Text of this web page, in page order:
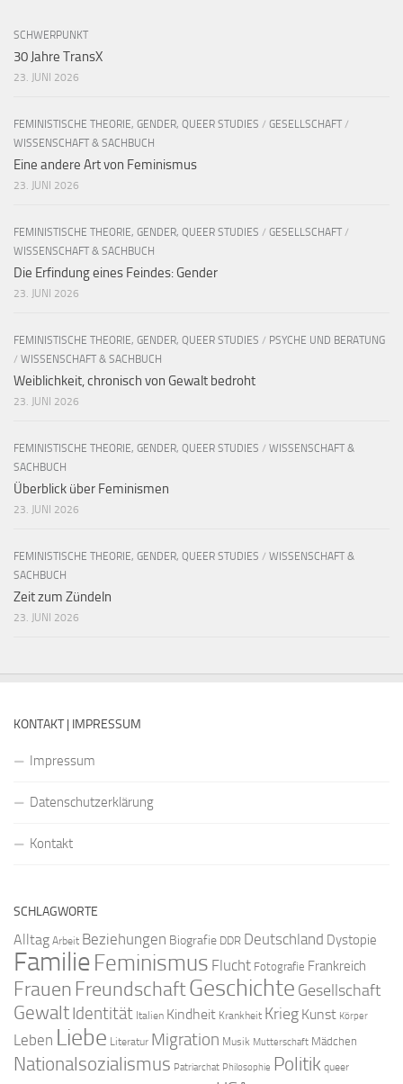
SCHWERPUNKT
30 Jahre TransX
23. JUNI 2026
FEMINISTISCHE THEORIE, GENDER, QUEER STUDIES / GESELLSCHAFT /
WISSENSCHAFT & SACHBUCH
Eine andere Art von Feminismus
23. JUNI 2026
FEMINISTISCHE THEORIE, GENDER, QUEER STUDIES / GESELLSCHAFT /
WISSENSCHAFT & SACHBUCH
Die Erfindung eines Feindes: Gender
23. JUNI 2026
FEMINISTISCHE THEORIE, GENDER, QUEER STUDIES / PSYCHE UND BERATUNG
/ WISSENSCHAFT & SACHBUCH
Weiblichkeit, chronisch von Gewalt bedroht
23. JUNI 2026
FEMINISTISCHE THEORIE, GENDER, QUEER STUDIES / WISSENSCHAFT &
SACHBUCH
Überblick über Feminismen
23. JUNI 2026
FEMINISTISCHE THEORIE, GENDER, QUEER STUDIES / WISSENSCHAFT &
SACHBUCH
Zeit zum Zündeln
23. JUNI 2026
KONTAKT | IMPRESSUM
Impressum
Datenschutzerklärung
Kontakt
SCHLAGWORTE
Alltag Arbeit Beziehungen Biografie DDR Deutschland Dystopie
FamilieFeminismus Flucht Fotografie Frankreich
Frauen FreundschaftGeschichte Gesellschaft
GewaltIdentität Italien Kindheit Krankheit Krieg Kunst Körper
Leben Liebe Literatur Migration Musik Mutterschaft Mädchen
Nationalsozialismus Patriarchat Philosophie Politik queer